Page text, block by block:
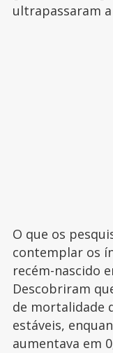
ultrapassaram a
O que os
contemplar os
recém-nascido
Descobriram
de mortalidade
estáveis,
aumentava em